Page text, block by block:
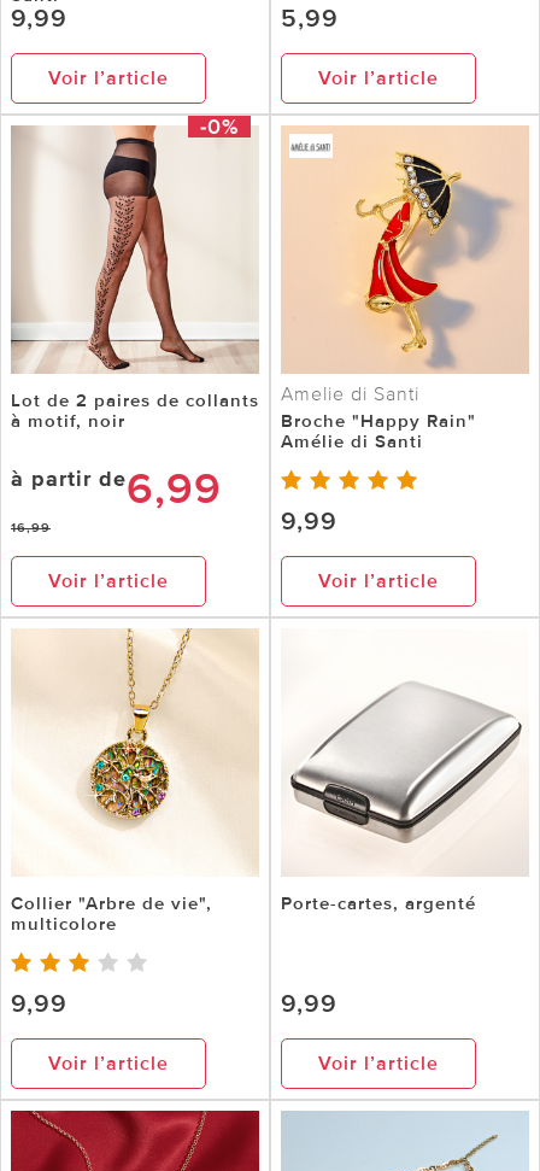
9,99
Voir l’article
5,99
Voir l’article
-0%
Lot de 2 paires de collants
à motif, noir
à partir de6,99
16,99
Voir l’article
Amelie di Santi
Broche "Happy Rain"
Amélie di Santi
9,99
Voir l’article
Collier "Arbre de vie",
multicolore
9,99
Voir l’article
Porte-cartes, argenté
9,99
Voir l’article